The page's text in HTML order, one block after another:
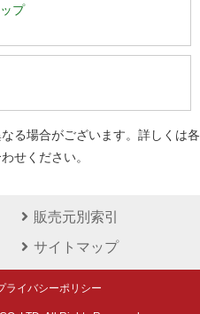
プ
る場合がございます。詳しくは各
せください。
販売元別索引
サイトマップ
ライバシーポリシー